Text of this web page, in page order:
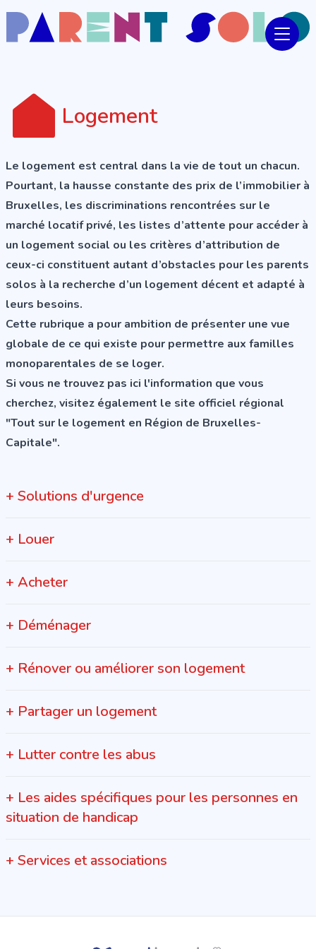
Logement
Le logement est central dans la vie de tout un chacun.
Pourtant, la hausse constante des prix de l’immobilier à
Bruxelles, les discriminations rencontrées sur le
marché locatif privé, les listes d’attente pour accéder à
un logement social ou les critères d’attribution de
ceux-ci constituent autant d’obstacles pour les parents
solos à la recherche d’un logement décent et adapté à
leurs besoins.
Cette rubrique a pour ambition de présenter une vue
globale de ce qui existe pour permettre aux familles
monoparentales de se loger.
Si vous ne trouvez pas ici l'information que vous
cherchez, visitez également le site officiel régional
"Tout sur le logement en Région de Bruxelles-
Capitale".
+ Solutions d'urgence
+ Louer
+ Acheter
+ Déménager
+ Rénover ou améliorer son logement
+ Partager un logement
+ Lutter contre les abus
+ Les aides spécifiques pour les personnes en
situation de handicap
+ Services et associations